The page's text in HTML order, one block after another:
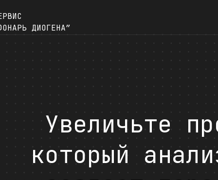
ДИОГЕНА”
Увеличьте
который